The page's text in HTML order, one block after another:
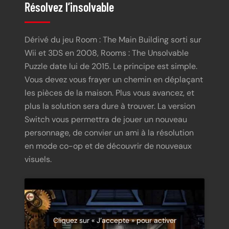
Résolvez l’insolvable
Dérivé du jeu Room : The Main Building sorti sur
Wii et 3DS en 2008, Rooms : The Unsolvable
Puzzle date lui de 2015. Le principe est simple.
Vous devez vous frayer un chemin en déplaçant
les pièces de la maison. Plus vous avancez, et
plus la solution sera dure à trouver. La version
Switch vous permettra de jouer un nouveau
personnage, de convier un ami à la résolution
en mode co-op et de découvrir de nouveaux
visuels.
Cliquez sur « J’accepte » pour activer